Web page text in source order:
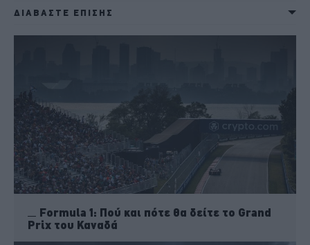
ΔΙΑΒΑΣΤΕ ΕΠΙΣΗΣ
Formula 1: Πού και πότε θα δείτε το Grand
Prix του Καναδά